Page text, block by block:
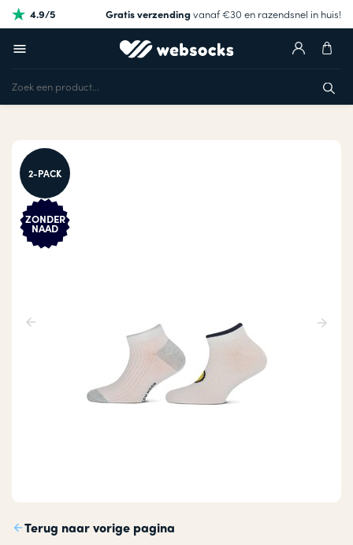
4.9/5 Gratis verzendingvanaf €30 en razendsnel in huis!
2-PACK
ZONDER
NAAD
Terug naar vorige pagina